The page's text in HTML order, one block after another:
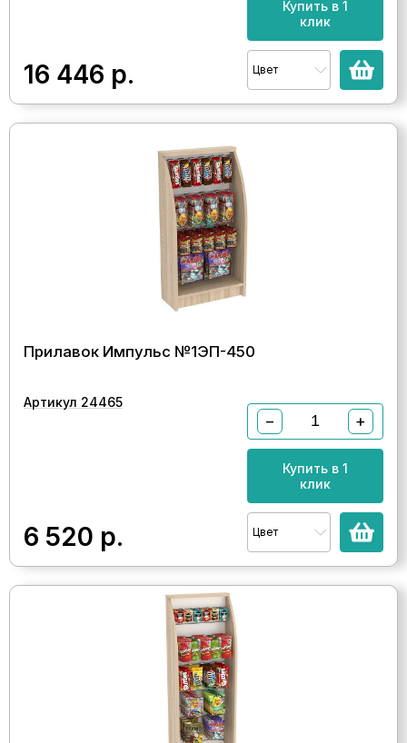
16 446 р.
Купить в 1
клик
Цвет
Прилавок Импульс №1ЭП-450
Артикул 24465
6 520 р.
− +
Купить в 1
клик
Цвет